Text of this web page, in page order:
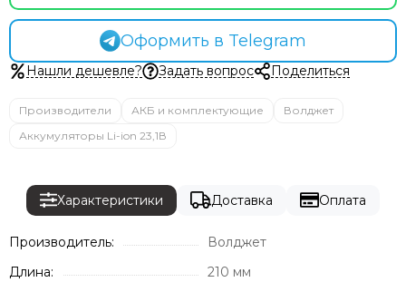
Оформить в Telegram
Нашли дешевле? Задать вопрос Поделиться
Производители АКБ и комплектующие
Волджет
Аккумуляторы Li-ion 23,1В
Характеристики Доставка Оплата
Производитель:
Волджет
Длина:
210 мм